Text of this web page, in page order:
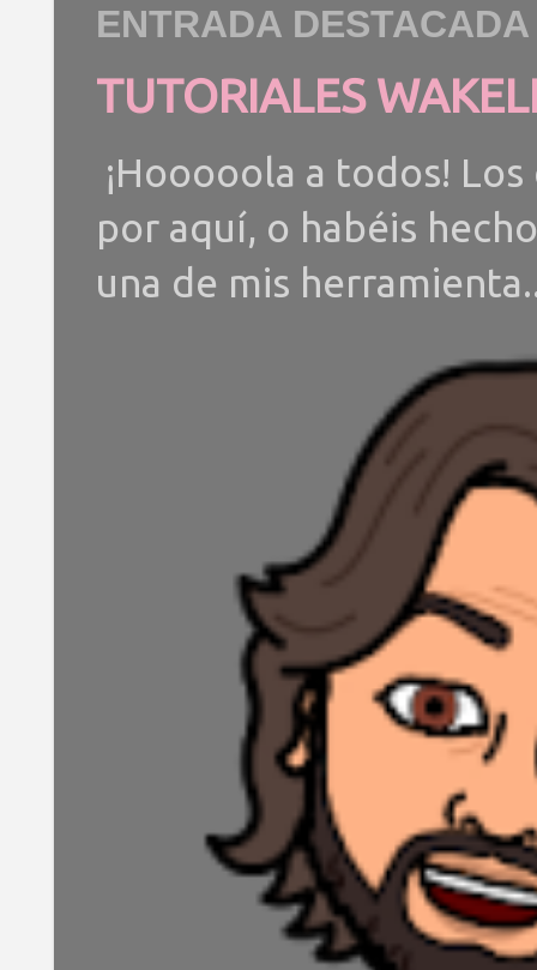
ENTRADA DESTACADA
TUTORIALES
¡Hooooola a todos!
por aquí, o habéis
una de mis